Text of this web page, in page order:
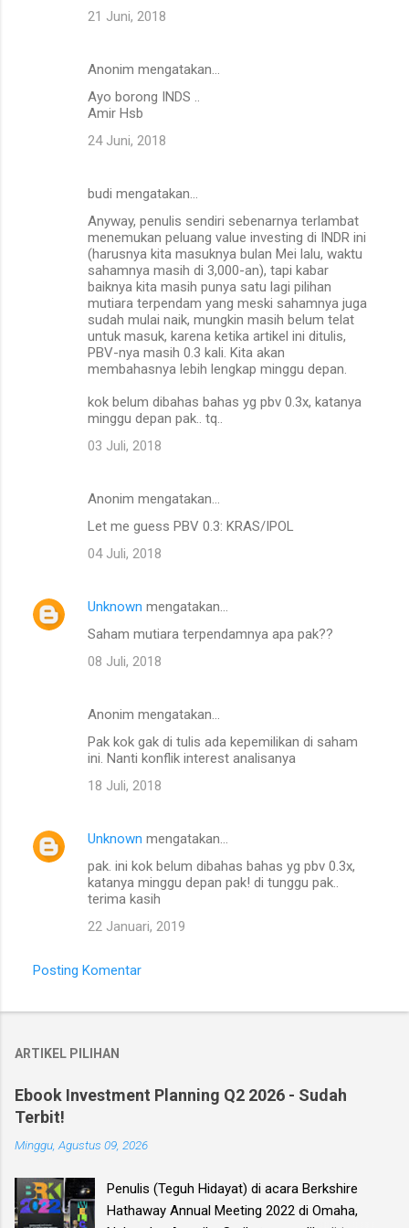
21 Juni, 2018
Anonim mengatakan…
Ayo borong INDS ..
Amir Hsb
24 Juni, 2018
budi mengatakan…
Anyway, penulis sendiri sebenarnya terlambat
menemukan peluang value investing di INDR ini
(harusnya kita masuknya bulan Mei lalu, waktu
sahamnya masih di 3,000-an), tapi kabar
baiknya kita masih punya satu lagi pilihan
mutiara terpendam yang meski sahamnya juga
sudah mulai naik, mungkin masih belum telat
untuk masuk, karena ketika artikel ini ditulis,
PBV-nya masih 0.3 kali. Kita akan
membahasnya lebih lengkap minggu depan.
kok belum dibahas bahas yg pbv 0.3x, katanya
minggu depan pak.. tq..
03 Juli, 2018
Anonim mengatakan…
Let me guess PBV 0.3: KRAS/IPOL
04 Juli, 2018
Unknown mengatakan…
Saham mutiara terpendamnya apa pak??
08 Juli, 2018
Anonim mengatakan…
Pak kok gak di tulis ada kepemilikan di saham
ini. Nanti konflik interest analisanya
18 Juli, 2018
Unknown mengatakan…
pak. ini kok belum dibahas bahas yg pbv 0.3x,
katanya minggu depan pak! di tunggu pak..
terima kasih
22 Januari, 2019
Posting Komentar
ARTIKEL PILIHAN
Ebook Investment Planning Q2 2026 - Sudah
Terbit!
Minggu, Agustus 09, 2026
Penulis (Teguh Hidayat) di acara Berkshire
Hathaway Annual Meeting 2022 di Omaha,